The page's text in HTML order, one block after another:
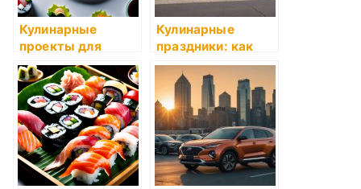
Кулинарные
проекты для
группы: идеи и
подходы
Кулинарные
праздники: как
отметить